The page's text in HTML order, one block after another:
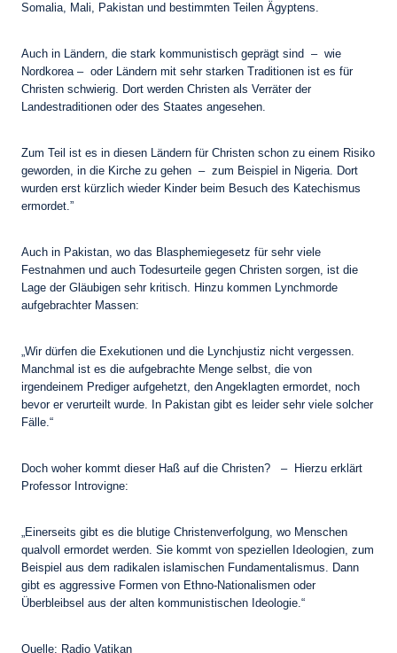
Somalia, Mali, Pakistan und bestimmten Teilen Ägyptens.
Auch in Ländern, die stark kommunistisch geprägt sind – wie
Nordkorea – oder Ländern mit sehr starken Traditionen ist es für
Christen schwierig. Dort werden Christen als Verräter der
Landestraditionen oder des Staates angesehen.
Zum Teil ist es in diesen Ländern für Christen schon zu einem Risiko
geworden, in die Kirche zu gehen – zum Beispiel in Nigeria. Dort
wurden erst kürzlich wieder Kinder beim Besuch des Katechismus
ermordet.”
Auch in Pakistan, wo das Blasphemiegesetz für sehr viele
Festnahmen und auch Todesurteile gegen Christen sorgen, ist die
Lage der Gläubigen sehr kritisch. Hinzu kommen Lynchmorde
aufgebrachter Massen:
„Wir dürfen die Exekutionen und die Lynchjustiz nicht vergessen.
Manchmal ist es die aufgebrachte Menge selbst, die von
irgendeinem Prediger aufgehetzt, den Angeklagten ermordet, noch
bevor er verurteilt wurde. In Pakistan gibt es leider sehr viele solcher
Fälle.“
Doch woher kommt dieser Haß auf die Christen? – Hierzu erklärt
Professor Introvigne:
„Einerseits gibt es die blutige Christenverfolgung, wo Menschen
qualvoll ermordet werden. Sie kommt von speziellen Ideologien, zum
Beispiel aus dem radikalen islamischen Fundamentalismus. Dann
gibt es aggressive Formen von Ethno-Nationalismen oder
Überbleibsel aus der alten kommunistischen Ideologie.“
Quelle: Radio Vatikan